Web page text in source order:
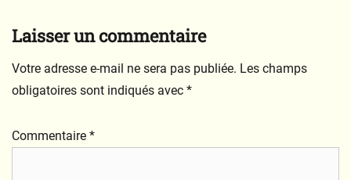
Laisser un commentaire
Votre adresse e-mail ne sera pas publiée. Les champs
obligatoires sont indiqués avec *
Commentaire *